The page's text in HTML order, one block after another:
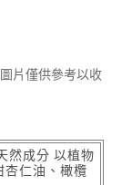
片僅供參考以收
然成分 以植物
杏仁油、橄欖